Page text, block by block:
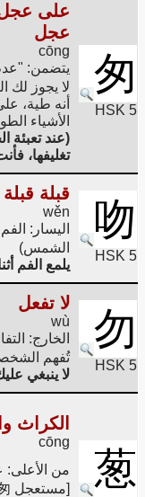
匆
HSK 5
على
عجل
cōng
لا يجوز لك
أنه طية،
الأشياء
(عند تعبئة
تغليفها،
吻
HSK 5
قبلة قبلة
wěn
الشمس)
يلمع الفم
勿
HSK 5
لا تفعل
wù
تُفهم
لا ينبغي
葱
الكراث
cōng